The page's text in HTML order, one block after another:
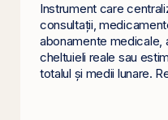
Instrument care
consultații,
abonamente medicale,
cheltuieli reale sau
totalul și medii lunare.